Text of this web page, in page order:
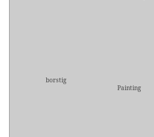
borstig
Painting